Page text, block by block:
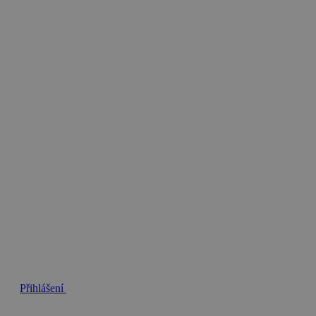
Přihlášení